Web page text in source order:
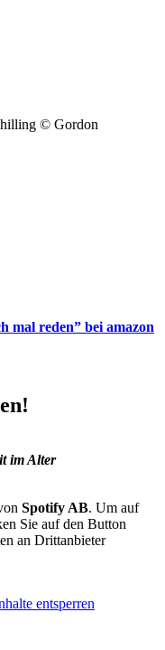
© Gordon
mal reden” bei amazon
im Alter
Spotify AB. Um auf
Sie auf den Button
an Drittanbieter
entsperren